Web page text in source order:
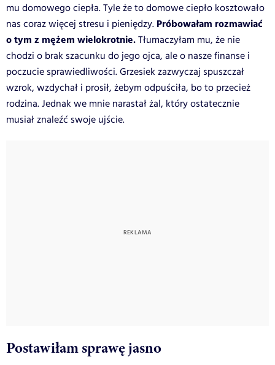
mu domowego ciepła. Tyle że to domowe ciepło kosztowało
nas coraz więcej stresu i pieniędzy. Próbowałam rozmawiać
o tym z mężem wielokrotnie.Tłumaczyłam mu, że nie
chodzi o brak szacunku do jego ojca, ale o nasze finanse i
poczucie sprawiedliwości. Grzesiek zazwyczaj spuszczał
wzrok, wzdychał i prosił, żebym odpuściła, bo to przecież
rodzina. Jednak we mnie narastał żal, który ostatecznie
musiał znaleźć swoje ujście.
Postawiłam sprawę jasno